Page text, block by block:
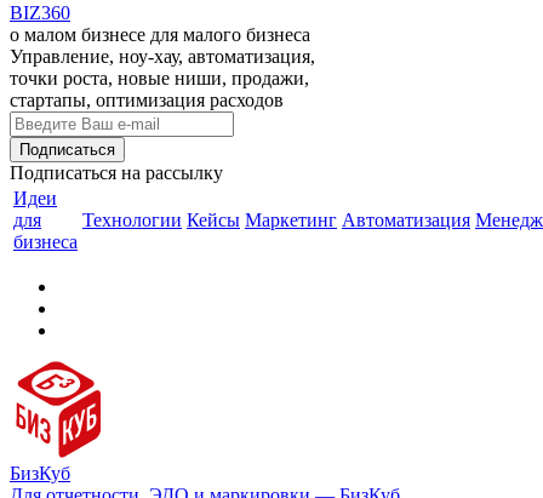
BIZ360
о малом бизнесе для малого бизнеса
Управление, ноу-хау, автоматизация,
точки роста, новые ниши, продажи,
стартапы, оптимизация расходов
Подписаться на рассылку
Идеи
для
бизнеса
Технологии Кейсы Маркетинг Автоматизация
БизКуб